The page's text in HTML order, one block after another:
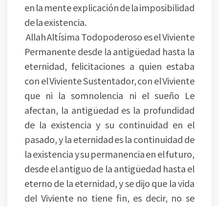
en la mente explicación de la imposibilidad
de la existencia.
Allah Altísima Todopoderoso es el Viviente
Permanente desde la antigüedad hasta la
eternidad, felicitaciones a quien estaba
con el Viviente Sustentador, con el Viviente
que ni la somnolencia ni el sueño Le
afectan, la antigüedad es la profundidad
de la existencia y su continuidad en el
pasado, y la eternidad es la continuidad de
la existencia y su permanencia en el futuro,
desde el antiguo de la antigüedad hasta el
eterno de la eternidad, y se dijo que la vida
del Viviente no tiene fin, es decir, no se